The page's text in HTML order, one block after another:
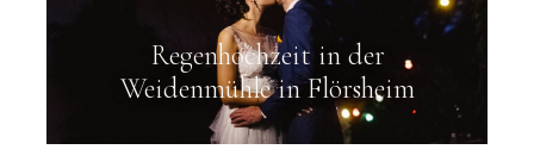
Regenhochzeit in der
Weidenmühle in Flörsheim